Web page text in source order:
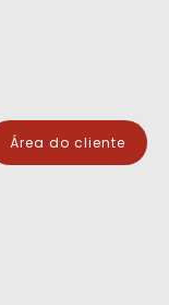
Área do cliente